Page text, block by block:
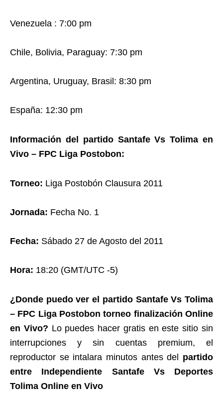
Venezuela : 7:00 pm
Chile, Bolivia, Paraguay: 7:30 pm
Argentina, Uruguay, Brasil: 8:30 pm
España: 12:30 pm
Información del partido Santafe Vs Tolima en
Vivo – FPC Liga Postobon:
Torneo: Liga Postobón Clausura 2011
Jornada: Fecha No. 1
Fecha: Sábado 27 de Agosto del 2011
Hora: 18:20 (GMT/UTC -5)
¿Donde puedo ver el partido Santafe Vs Tolima
– FPC Liga Postobon torneo finalización Online
en Vivo? Lo puedes hacer gratis en este sitio sin
interrupciones y sin cuentas premium, el
reproductor se intalara minutos antes del partido
entre Independiente Santafe Vs Deportes
Tolima Online en Vivo